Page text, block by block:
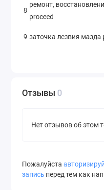
8
ремонт,
proceed
9 заточка лезвия мазда
Отзывы 0
Нет отзывов об этом
Пожалуйста
запись перед тем как